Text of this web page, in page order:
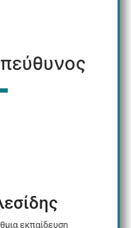
εκπαίδευση